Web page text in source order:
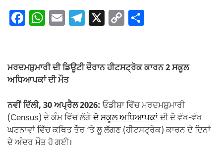
F
e
b
o
o
k
W
s
A
p
p
E T
gr
m
X C
y
n
k
e
ਮਰਦਮਸ਼ੁਮਾਰੀ ਦੀ ਡਿਊਟੀ ਦੌਰਾਨ ਹੀਟਸਟ੍ਰੋਕ ਕਾਰਨ 2 ਸਕੂਲ
ਅਧਿਆਪਕਾਂ ਦੀ ਮੌਤ
ਨਵੀਂ ਦਿੱਲੀ, 30 ਅਪ੍ਰੈਲ 2026: ਓਡੀਸ਼ਾ ਵਿੱਚ ਮਰਦਮਸ਼ੁਮਾਰੀ
(Census) ਦੇ ਕੰਮ ਵਿੱਚ ਲੱਗੇਦੋ ਸਕੂਲ ਅਧਿਆਪਕਾਂਦੀ ਦੋ ਵੱਖ-ਵੱਖ
ਘਟਨਾਵਾਂ ਵਿੱਚ ਕਥਿਤ ਤੌਰ ‘ਤੇ ਲੂ ਲੱਗਣ (ਹੀਟਸਟ੍ਰੋਕ) ਕਾਰਨ ਦੋ ਦਿਨਾਂ
ਦੇ ਅੰਦਰ ਮੌਤ ਹੋ ਗਈ।